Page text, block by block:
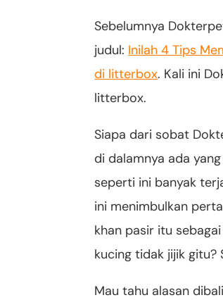
Sebelumnya
judul: Inilah 4 Tips
di litterbox. Kali ini
litterbox.
Siapa dari sobat
di dalamnya ada
seperti ini banyak
ini menimbulkan
khan pasir itu
kucing tidak jijik gitu?
Mau tahu alasan